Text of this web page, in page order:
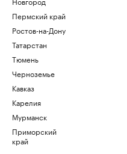
Пермский край
Ростов-на-Дону
Татарстан
Тюмень
Черноземье
Кавказ
Карелия
Мурманск
Приморский
край